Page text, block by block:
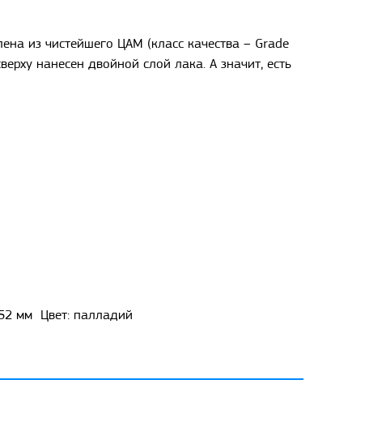
из чистейшего ЦАМ (класс качества – Grade
нанесен двойной слой лака. А значит, есть
мм Цвет: палладий